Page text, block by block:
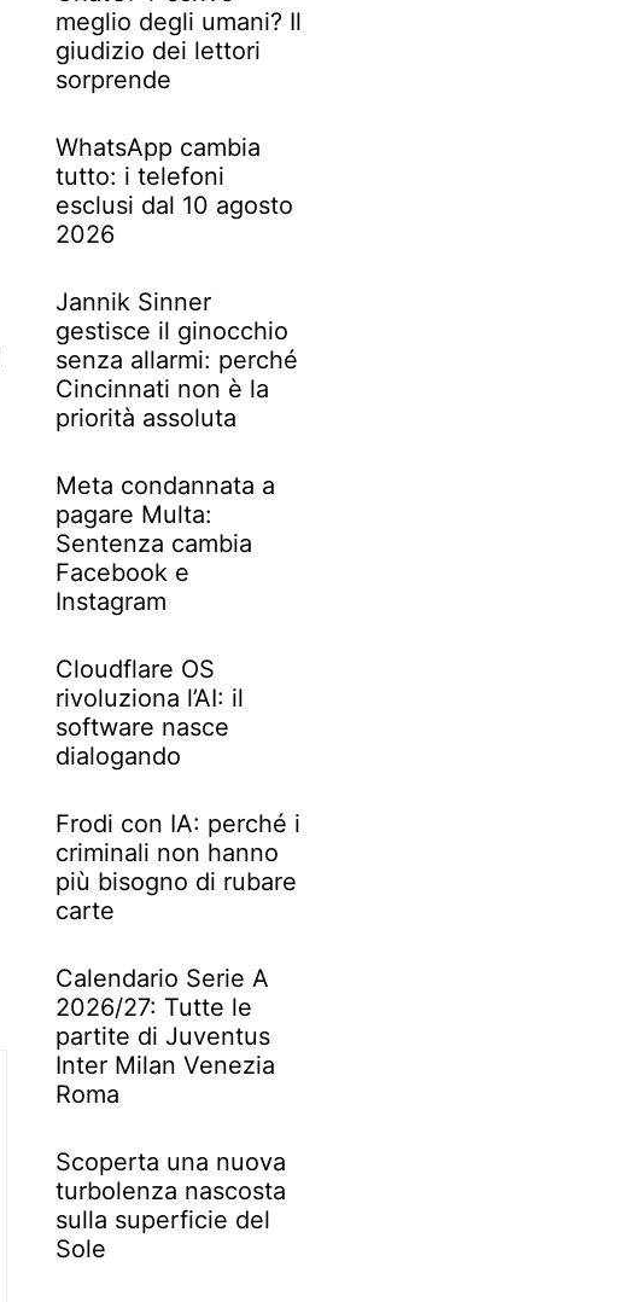
meglio degli umani? Il
giudizio dei lettori
sorprende
WhatsApp cambia
tutto: i telefoni
esclusi dal 10 agosto
2026
Jannik Sinner
gestisce il ginocchio
senza allarmi: perché
Cincinnati non è la
priorità assoluta
Meta condannata a
pagare Multa:
Sentenza cambia
Facebook e
Instagram
Cloudflare OS
rivoluziona l’AI: il
software nasce
dialogando
Frodi con IA: perché i
criminali non hanno
più bisogno di rubare
carte
Calendario Serie A
2026/27: Tutte le
partite di Juventus
Inter Milan Venezia
Roma
Scoperta una nuova
turbolenza nascosta
sulla superficie del
Sole